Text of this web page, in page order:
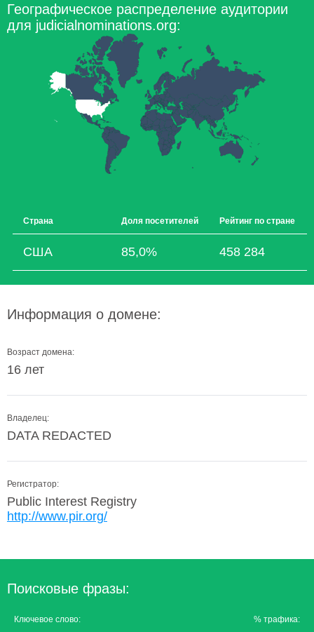
Географическое распределение аудитории
для judicialnominations.org:
Страна Доля посетителей Рейтинг по стране
США 85,0% 458 284
Информация о домене:
Возраст домена:
16 лет
Владелец:
DATA REDACTED
Регистратор:
Public Interest Registry
http://www.pir.org/
Поисковые фразы:
Ключевое слово: % трафика: